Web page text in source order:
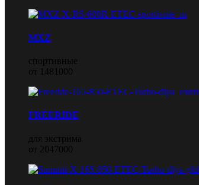
MXZ
спортивные
от 1481000
FREERIDE
для экстрима
от 2047000